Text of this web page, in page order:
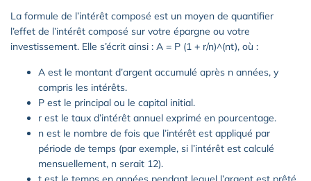
La formule de l’intérêt composé est un moyen de quantifier
l’effet de l’intérêt composé sur votre épargne ou votre
investissement. Elle s’écrit ainsi : A = P (1 + r/n)^(nt), où :
A est le montant d’argent accumulé après n années, y
compris les intérêts.
P est le principal ou le capital initial.
r est le taux d’intérêt annuel exprimé en pourcentage.
n est le nombre de fois que l’intérêt est appliqué par
période de temps (par exemple, si l’intérêt est calculé
mensuellement, n serait 12).